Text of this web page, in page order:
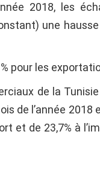
2018, les
une hausse
pour les
de la
de l’année
et de 23,7% à